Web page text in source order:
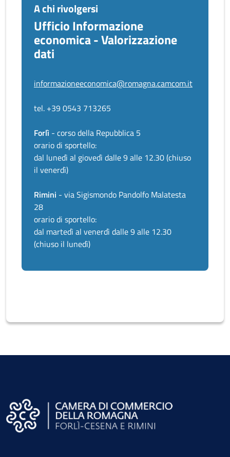
A chi rivolgersi
Ufficio Informazione
economica - Valorizzazione
dati
informazioneeconomica@romagna.camcom.it
tel. +39 0543 713265
Forlì - corso della Repubblica 5
orario di sportello:
dal lunedì al giovedì dalle 9 alle 12.30 (chiuso
il venerdì)
Rimini - via Sigismondo Pandolfo Malatesta
28
orario di sportello:
dal martedì al venerdì dalle 9 alle 12.30
(chiuso il lunedì)